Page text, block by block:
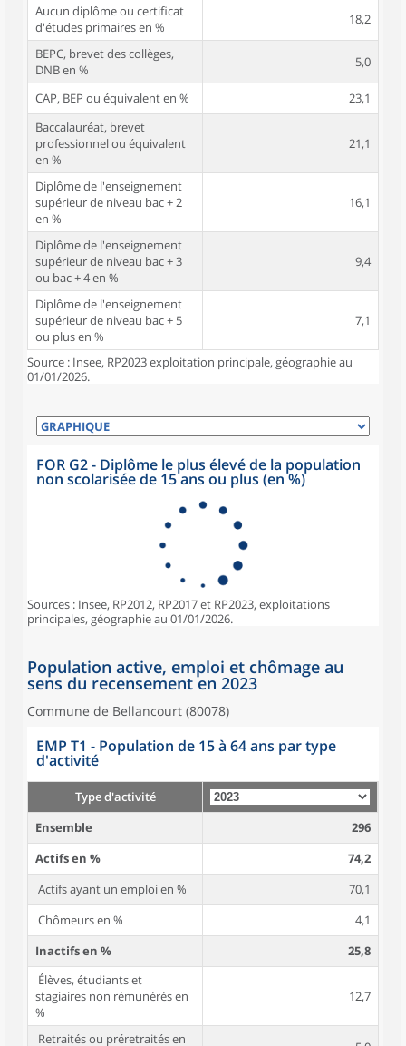
Aucun diplôme ou certificat
d'études primaires en %
18,2
BEPC, brevet des collèges,
DNB en %
5,0
CAP, BEP ou équivalent en %
23,1
Baccalauréat, brevet
professionnel ou équivalent
en %
21,1
Diplôme de l'enseignement
supérieur de niveau bac + 2
en %
16,1
Diplôme de l'enseignement
supérieur de niveau bac + 3
ou bac + 4 en %
9,4
Diplôme de l'enseignement
supérieur de niveau bac + 5
ou plus en %
7,1
Source : Insee, RP2023 exploitation principale, géographie au
01/01/2026.
FOR G2 - Diplôme le plus élevé de la population
non scolarisée de 15 ans ou plus (en %)
Sources : Insee, RP2012, RP2017 et RP2023, exploitations
principales, géographie au 01/01/2026.
Population active, emploi et chômage au
sens du recensement en 2023
Commune de Bellancourt (80078)
EMP T1 - Population de 15 à 64 ans par type
d'activité
Type d'activité
Ensemble
296
Actifs en %
74,2
Actifs ayant un emploi en %
70,1
Chômeurs en %
4,1
Inactifs en %
25,8
Élèves, étudiants et
stagiaires non rémunérés en
%
12,7
Retraités ou préretraités en